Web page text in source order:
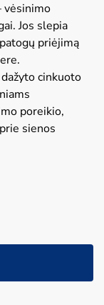
vėsinimo
Jos slepia
priėjimą
cinkuoto
poreikio,
sienos